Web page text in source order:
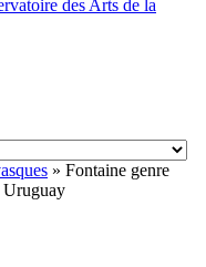
des Arts de la
» Fontaine genre
Uruguay